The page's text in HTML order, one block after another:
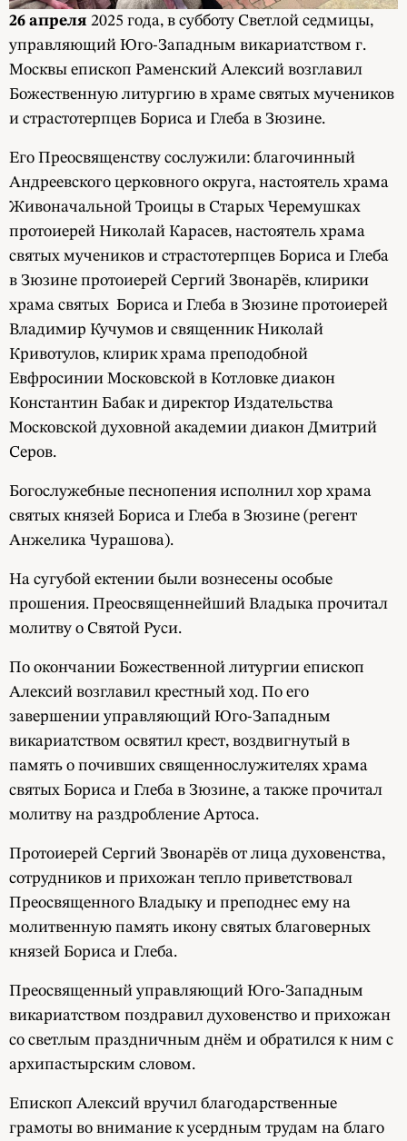
26 апреля 2025 года, в субботу Светлой седмицы,
управляющий Юго-Западным викариатством г.
Москвы епископ Раменский Алексий возглавил
Божественную литургию в храме святых мучеников
и страстотерпцев Бориса и Глеба в Зюзине.
Его Преосвященству сослужили: благочинный
Андреевского церковного округа, настоятель храма
Живоначальной Троицы в Старых Черемушках
протоиерей Николай Карасев, настоятель храма
святых мучеников и страстотерпцев Бориса и Глеба
в Зюзине протоиерей Сергий Звонарёв, клирики
храма святых Бориса и Глеба в Зюзине протоиерей
Владимир Кучумов и священник Николай
Кривотулов, клирик храма преподобной
Евфросинии Московской в Котловке диакон
Константин Бабак и директор Издательства
Московской духовной академии диакон Дмитрий
Серов.
Богослужебные песнопения исполнил хор храма
святых князей Бориса и Глеба в Зюзине (регент
Анжелика Чурашова).
На сугубой ектении были вознесены особые
прошения. Преосвященнейший Владыка прочитал
молитву о Святой Руси.
По окончании Божественной литургии епископ
Алексий возглавил крестный ход. По его
завершении управляющий Юго-Западным
викариатством освятил крест, воздвигнутый в
память о почивших священнослужителях храма
святых Бориса и Глеба в Зюзине, а также прочитал
молитву на раздробление Артоса.
Протоиерей Сергий Звонарёв от лица духовенства,
сотрудников и прихожан тепло приветствовал
Преосвященного Владыку и преподнес ему на
молитвенную память икону святых благоверных
князей Бориса и Глеба.
Преосвященный управляющий Юго-Западным
викариатством поздравил духовенство и прихожан
со светлым праздничным днём и обратился к ним с
архипастырским словом.
Епископ Алексий вручил благодарственные
грамоты во внимание к усердным трудам на благо